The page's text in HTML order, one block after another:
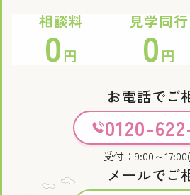
相談料
0 円
見学同行
0 円
お電話でご
0120-
受付：9:00～
メールでご